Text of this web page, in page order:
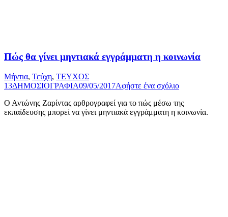
Πώς θα γίνει µηντιακά εγγράµµατη η κοινωνία
Μήντια, Τεύχη, ΤΕΥΧΟΣ
13ΔΗΜΟΣΙΟΓΡΑΦΙΑ09/05/2017Αφήστε ένα σχόλιο
Ο Αντώνης Ζαρίντας αρθρογραφεί για το πώς μέσω της
εκπαίδευσης μπορεί να γίνει μηντιακά εγγράμματη η κοινωνία.